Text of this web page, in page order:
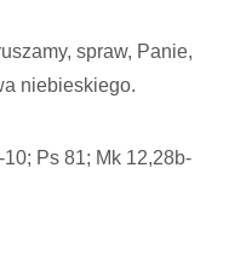
spraw, Panie,
niebieskiego.
Ps 81; Mk 12,28b-